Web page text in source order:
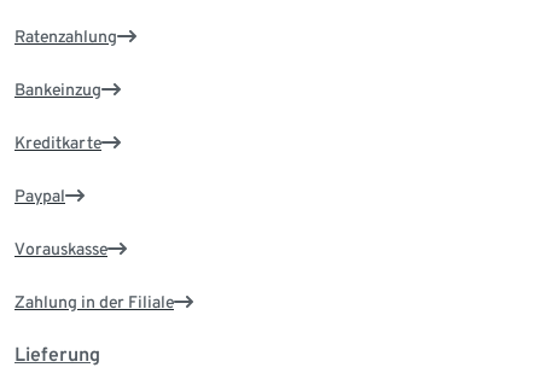
Ratenzahlung
Bankeinzug
Kreditkarte
Paypal
Vorauskasse
Zahlung in der Filiale
Lieferung